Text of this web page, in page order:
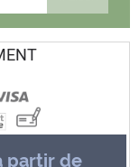
partir de